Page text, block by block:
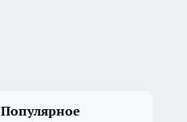
Популярное